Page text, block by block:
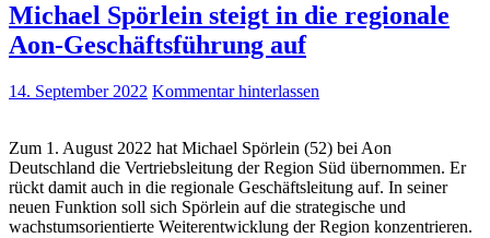
Michael Spörlein steigt in die regionale
Aon-Geschäftsführung auf
14. September 2022 Kommentar hinterlassen
Zum 1. August 2022 hat Michael Spörlein (52) bei Aon
Deutschland die Vertriebsleitung der Region Süd übernommen. Er
rückt damit auch in die regionale Geschäftsleitung auf. In seiner
neuen Funktion soll sich Spörlein auf die strategische und
wachstumsorientierte Weiterentwicklung der Region konzentrieren.